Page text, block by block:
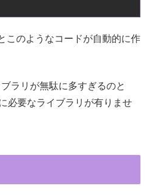
このようなコードが自動的に作
ラリが無駄に多すぎるのと
必要なライブラリが有りませ